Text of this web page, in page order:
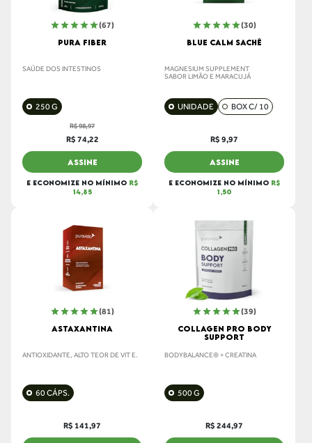
(67)
PURA FIBER
SAÚDE DOS INTESTINOS
250 G
R$ 98,97
R$ 74,22
ASSINE
E ECONOMIZE NO MÍNIMO R$
14,85
(30)
BLUE CALM SACHÊ
MAGNESIUM SUPPLEMENT
SABOR LIMÃO E MARACUJÁ
UNIDADE BOX C/ 10
R$ 9,97
ASSINE
E ECONOMIZE NO MÍNIMO R$
1,50
(81)
ASTAXANTINA
ANTIOXIDANTE, ALTO TEOR DE VIT E.
60 CÁPS.
R$ 141,97
(39)
COLLAGEN PRO BODY
SUPPORT
BODYBALANCE® + CREATINA
500 G
R$ 244,97